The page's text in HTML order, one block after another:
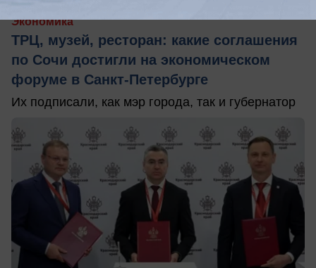
Экономика
ТРЦ, музей, ресторан: какие соглашения
по Сочи достигли на экономическом
форуме в Санкт-Петербурге
Их подписали, как мэр города, так и губернатор